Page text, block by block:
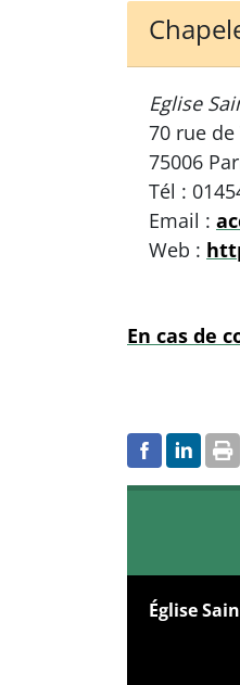
Eglise
70 rue
75006
Tél :
Email :
Web :
En cas de
Église